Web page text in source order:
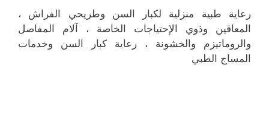
رعاية طبية منزلية لكبار السن وطريحي الفراش ،
المعاقين وذوي الإحتياجات الخاصة ، آلام المفاصل
والروماتيزم والخشونة ، رعاية كبار السن وخدمات
المساج الطبي